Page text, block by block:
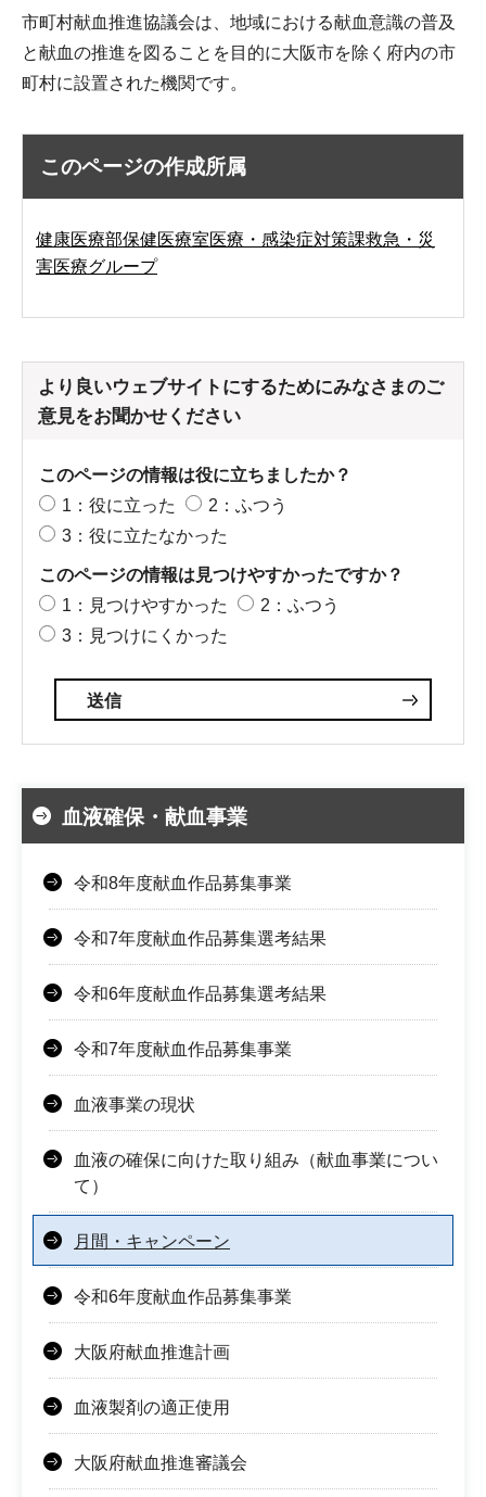
市町村献血推進協議会は、地域における献血意識の普及
と献血の推進を図ることを目的に大阪市を除く府内の市
町村に設置された機関です。
このページの作成所属
健康医療部保健医療室医療・感染症対策課救急・災
害医療グループ
より良いウェブサイトにするためにみなさまのご
意見をお聞かせください
このページの情報は役に立ちましたか？
1：役に立った
2：ふつう
3：役に立たなかった
このページの情報は見つけやすかったですか？
1：見つけやすかった
2：ふつう
3：見つけにくかった
血液確保・献血事業
令和8年度献血作品募集事業
令和7年度献血作品募集選考結果
令和6年度献血作品募集選考結果
令和7年度献血作品募集事業
血液事業の現状
血液の確保に向けた取り組み（献血事業につい
て）
月間・キャンペーン
令和6年度献血作品募集事業
大阪府献血推進計画
血液製剤の適正使用
大阪府献血推進審議会